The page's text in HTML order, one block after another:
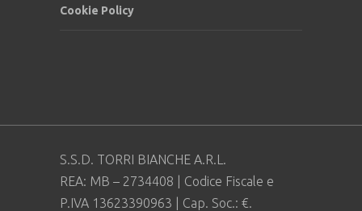
Cookie Policy
S.S.D. TORRI BIANCHE A.R.L.
REA: MB – 2734408 | Codice Fiscale e
P.IVA 13623390963 | Cap. Soc.: €.